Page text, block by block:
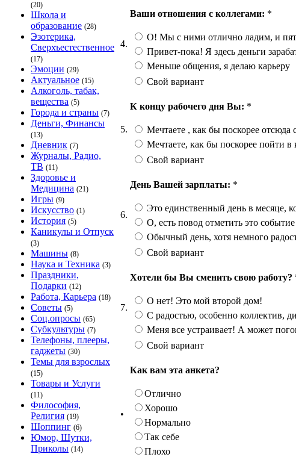
(20)
Школа и
образование (28)
Эзотерика,
Сверхъестественное
(17)
Эмоции (29)
Актуальное (15)
Алкоголь, табак,
вещества (5)
Города и страны (7)
Деньги, Финансы
(13)
Дневник (7)
Журналы, Радио,
ТВ (11)
Здоровье и
Медицина (21)
Игры (9)
Искусство (1)
История (5)
Каникулы и Отпуск
(3)
Машины (8)
Наука и Техника (3)
Праздники,
Подарки (12)
Работа, Карьера (18)
Советы (5)
Соц.опросы (65)
Субкультуры (7)
Телефоны, плееры,
гаджеты (30)
Темы для взрослых
(15)
Товары и Услуги
(11)
Философия,
Религия (19)
Шоппинг (6)
Юмор, Шутки,
Приколы (14)
4.
Ваши отношения с коллегами: *
О! Мы с ними отлично ладим, и
Привет-пока! Я здесь деньги
Меньше общения, я делаю карьеру
Свой вариант
5.
К концу рабочего дня Вы: *
Мечтаете , как бы поскорее отсюда
Мечтаете, как бы поскорее пойти
Свой вариант
6.
День Вашей зарплаты: *
Это единственный день в месяце,
О, есть повод отметить это
Обычный день, хотя немного
Свой вариант
7.
Хотели бы Вы сменить свою работу?
О нет! Это мой второй дом!
С радостью, особенно коллектив,
Меня все устраивает! А может
Свой вариант
•
Как вам эта анкета?
Отлично
Хорошо
Нормально
Так себе
Плохо